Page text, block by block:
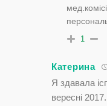
1
Катерина
Я здавала
вересні